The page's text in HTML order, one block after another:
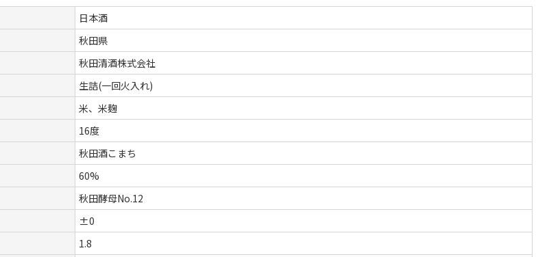
日本酒
秋田県
秋田清酒株式会社
生詰(一回火入れ)
米、米麹
16度
秋田酒こまち
60%
秋田酵母No.12
±0
1.8